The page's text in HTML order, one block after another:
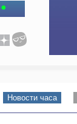
Новости часа